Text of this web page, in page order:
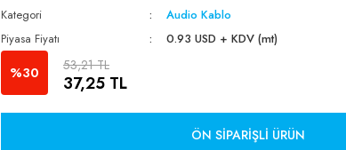
Kategori
Audio Kablo
Piyasa Fiyatı
0.93 USD + KDV (mt)
%30 53,21 TL
37,25 TL
ÖN SIPARIŞLI ÜRÜN